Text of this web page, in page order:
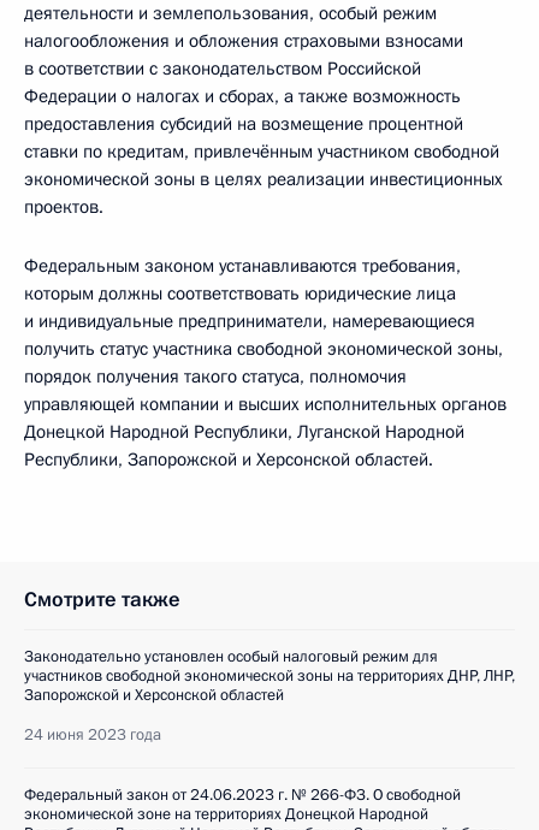
деятельности и землепользования, особый режим
налогообложения и обложения страховыми взносами
в соответствии с законодательством Российской
Федерации о налогах и сборах, а также возможность
предоставления субсидий на возмещение процентной
ставки по кредитам, привлечённым участником свободной
экономической зоны в целях реализации инвестиционных
проектов.
Федеральным законом устанавливаются требования,
которым должны соответствовать юридические лица
и индивидуальные предприниматели, намеревающиеся
получить статус участника свободной экономической зоны,
порядок получения такого статуса, полномочия
управляющей компании и высших исполнительных органов
Донецкой Народной Республики, Луганской Народной
Республики, Запорожской и Херсонской областей.
Смотрите также
Законодательно установлен особый налоговый режим для
участников свободной экономической зоны на территориях ДНР, ЛНР,
Запорожской и Херсонской областей
24 июня 2023 года
Федеральный закон от 24.06.2023 г. № 266-ФЗ. О свободной
экономической зоне на территориях Донецкой Народной